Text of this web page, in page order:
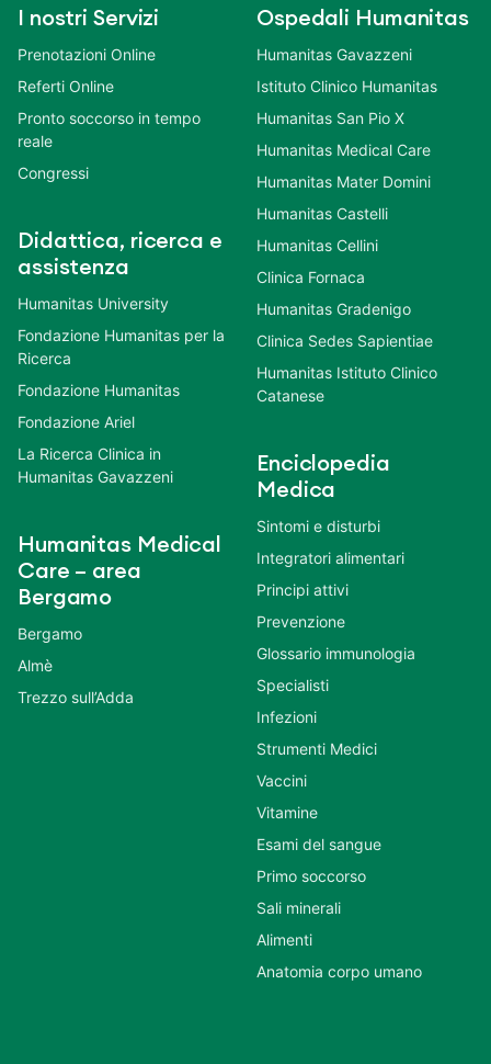
I nostri Servizi
Prenotazioni Online
Referti Online
Pronto soccorso in tempo
reale
Congressi
Didattica, ricerca e
assistenza
Humanitas University
Fondazione Humanitas per la
Ricerca
Fondazione Humanitas
Fondazione Ariel
La Ricerca Clinica in
Humanitas Gavazzeni
Humanitas Medical
Care – area
Bergamo
Bergamo
Almè
Trezzo sull’Adda
Ospedali Humanitas
Humanitas Gavazzeni
Istituto Clinico Humanitas
Humanitas San Pio X
Humanitas Medical Care
Humanitas Mater Domini
Humanitas Castelli
Humanitas Cellini
Clinica Fornaca
Humanitas Gradenigo
Clinica Sedes Sapientiae
Humanitas Istituto Clinico
Catanese
Enciclopedia
Medica
Sintomi e disturbi
Integratori alimentari
Principi attivi
Prevenzione
Glossario immunologia
Specialisti
Infezioni
Strumenti Medici
Vaccini
Vitamine
Esami del sangue
Primo soccorso
Sali minerali
Alimenti
Anatomia corpo umano